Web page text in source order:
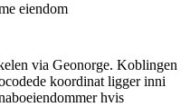
eiendom
via Geonorge. Koblingen
koordinat ligger inni
hvis